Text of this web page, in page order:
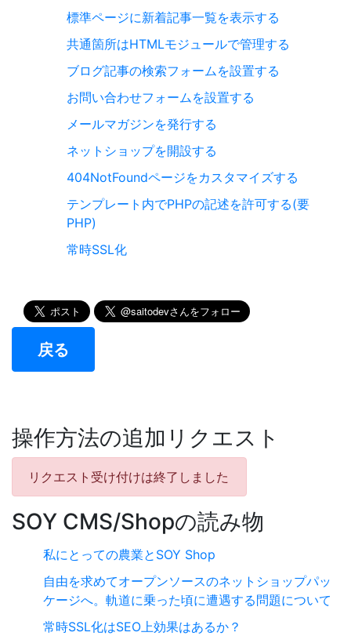
標準ページに新着記事一覧を表示する
共通箇所はHTMLモジュールで管理する
ブログ記事の検索フォームを設置する
お問い合わせフォームを設置する
メールマガジンを発行する
ネットショップを開設する
404NotFoundページをカスタマイズする
テンプレート内でPHPの記述を許可する(要
PHP)
常時SSL化
戻る
操作方法の追加リクエスト
リクエスト受け付けは終了しました
SOY CMS/Shopの読み物
私にとっての農業とSOY Shop
自由を求めてオープンソースのネットショップパッ
ケージへ。軌道に乗った頃に遭遇する問題について
常時SSL化はSEO上効果はあるか？